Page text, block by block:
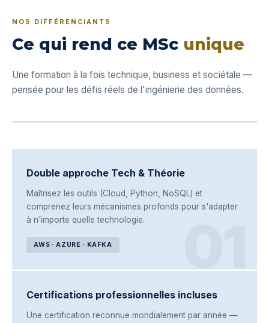
NOS DIFFÉRENCIANTS
Ce qui rend ce MSc unique
Une formation à la fois technique, business et sociétale —
pensée pour les défis réels de l'ingénierie des données.
Double approche Tech & Théorie
Maîtrisez les outils (Cloud, Python, NoSQL) et
comprenez leurs mécanismes profonds pour s'adapter
à n'importe quelle technologie.
AWS · AZURE · KAFKA
Certifications professionnelles incluses
Une certification reconnue mondialement par année —